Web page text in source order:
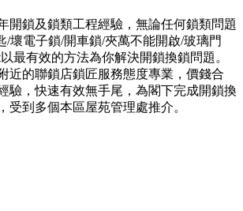
開鎖及鎖類工程經驗，無論任何鎖類問題
/壞電子鎖/開車鎖/夾萬不能開啟/玻璃門
最有效的方法為你解決開鎖換鎖問題。
近的聯鎖店鎖匠服務態度專業，價錢合
驗，快速有效無手尾，為閣下完成開鎖換
受到多個本區屋苑管理處推介。